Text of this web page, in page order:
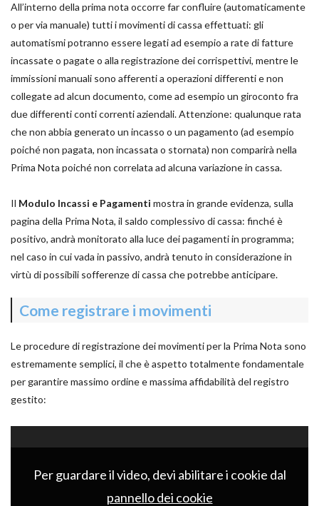
All’interno della prima nota occorre far confluire (automaticamente
o per via manuale) tutti i movimenti di cassa effettuati: gli
automatismi potranno essere legati ad esempio a rate di fatture
incassate o pagate o alla registrazione dei corrispettivi, mentre le
immissioni manuali sono afferenti a operazioni differenti e non
collegate ad alcun documento, come ad esempio un giroconto fra
due differenti conti correnti aziendali. Attenzione: qualunque rata
che non abbia generato un incasso o un pagamento (ad esempio
poiché non pagata, non incassata o stornata) non comparirà nella
Prima Nota poiché non correlata ad alcuna variazione in cassa.
Il Modulo Incassi e Pagamenti mostra in grande evidenza, sulla
pagina della Prima Nota, il saldo complessivo di cassa: finché è
positivo, andrà monitorato alla luce dei pagamenti in programma;
nel caso in cui vada in passivo, andrà tenuto in considerazione in
virtù di possibili sofferenze di cassa che potrebbe anticipare.
Come registrare i movimenti
Le procedure di registrazione dei movimenti per la Prima Nota sono
estremamente semplici, il che è aspetto totalmente fondamentale
per garantire massimo ordine e massima affidabilità del registro
gestito:
Per guardare il video, devi abilitare i cookie dal
pannello dei cookie